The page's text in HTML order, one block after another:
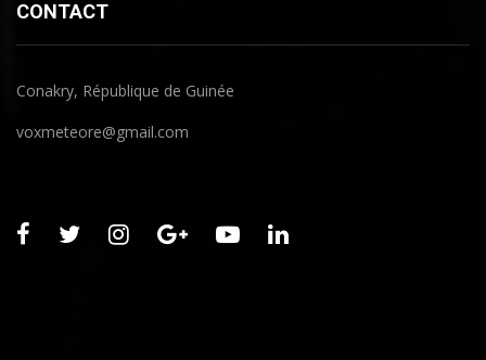
CONTACT
Conakry, République de Guinée
voxmeteore@gmail.com